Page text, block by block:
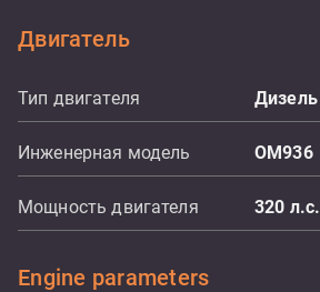
Двигатель
Тип двигателя Дизель
Инженерная модель OM936
Мощность двигателя 320 л.с.
Engine parameters